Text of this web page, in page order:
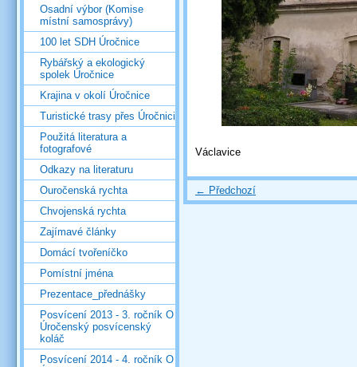
Václavice
← Předchozí
Osadní výbor (Komise
místní samosprávy)
100 let SDH Úročnice
Rybářský a ekologický
spolek Úročnice
Krajina v okolí Úročnice
Turistické trasy přes Úročnici
Použitá literatura a
fotografové
Odkazy na literaturu
Ouročenská rychta
Chvojenská rychta
Zajímavé články
Domácí tvořeníčko
Pomístní jména
Prezentace_přednášky
Posvícení 2013 - 3. ročník O
Úročenský posvícenský
koláč
Posvícení 2014 - 4. ročník O